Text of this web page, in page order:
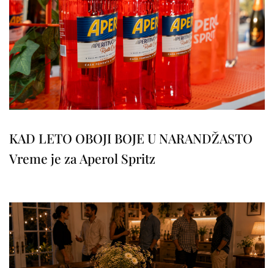
KAD LETO OBOJI BOJE U NARANDŽASTO
Vreme je za Aperol Spritz